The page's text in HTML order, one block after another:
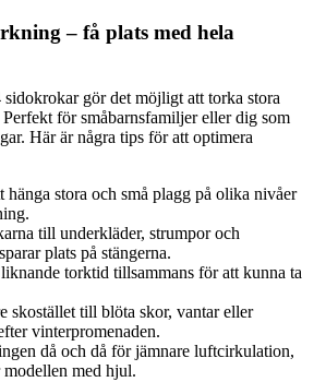
– få plats med hela
gör det möjligt att torka stora
för småbarnsfamiljer eller dig som
Här är några tips för att optimera
hänga stora och små plagg på olika nivåer
till underkläder, strumpor och
plats på stängerna.
torktid tillsammans för att kunna ta
skostället till blöta skor, vantar eller
vinterpromenaden.
då och då för jämnare luftcirkulation,
med hjul.